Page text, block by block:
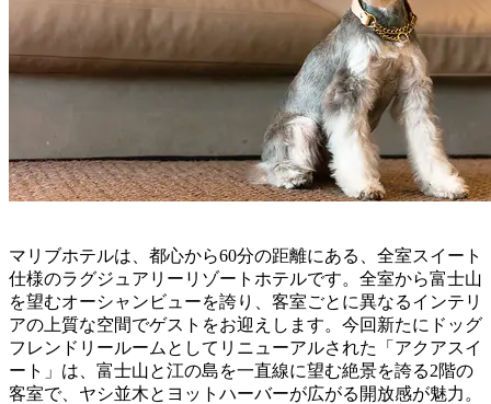
マリブホテルは、都心から60分の距離にある、全室スイート
仕様のラグジュアリーリゾートホテルです。全室から富士山
を望むオーシャンビューを誇り、客室ごとに異なるインテリ
アの上質な空間でゲストをお迎えします。今回新たにドッグ
フレンドリールームとしてリニューアルされた「アクアスイ
ート」は、富士山と江の島を一直線に望む絶景を誇る2階の
客室で、ヤシ並木とヨットハーバーが広がる開放感が魅力。